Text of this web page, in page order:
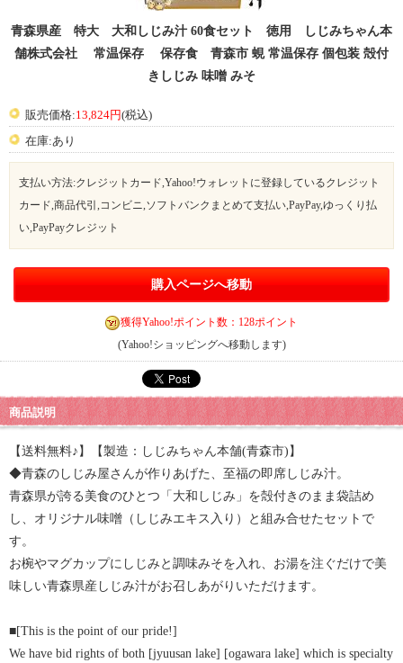
青森県産 特大 大和しじみ汁 60食セット 徳用 しじみちゃん本
舗株式会社 常温保存 保存食 青森市 蜆 常温保存 個包装 殻付
きしじみ 味噌 みそ
販売価格:13,824円(税込)
在庫:あり
支払い方法:クレジットカード,Yahoo!ウォレットに登録しているクレジット
カード,商品代引,コンビニ,ソフトバンクまとめて支払い,PayPay,ゆっくり払
い,PayPayクレジット
購入ページへ移動
獲得Yahoo!ポイント数：128ポイント
(Yahoo!ショッピングへ移動します)
商品説明
【送料無料♪】【製造：しじみちゃん本舗(青森市)】
◆青森のしじみ屋さんが作りあげた、至福の即席しじみ汁。
青森県が誇る美食のひとつ「大和しじみ」を殻付きのまま袋詰め
し、オリジナル味噌（しじみエキス入り）と組み合せたセットで
す。
お椀やマグカップにしじみと調味みそを入れ、お湯を注ぐだけで美
味しい青森県産しじみ汁がお召しあがりいただけます。
■[This is the point of our pride!]
We have bid rights of both [jyuusan lake] [ogawara lake] which is specialty